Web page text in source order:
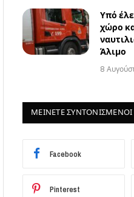
Υπό
χώρο
Άλιμο
8
ΜΕΙΝΕΤΕ ΣΥΝΤΟΝΙΣΜΕΝΟΙ
Facebook
Pinterest